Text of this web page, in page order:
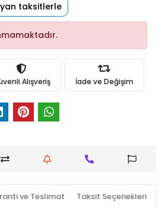
taksitlerle
Alışveriş İade ve Değişim
ve Teslimat Taksit Seçenekleri